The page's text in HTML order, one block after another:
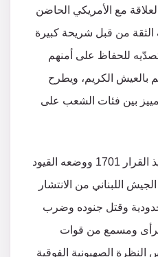
مع الأمريكي الحاضن
من قبل شريحة كبيرة
للحفاظ على أمنهم
بالعيش الكريم، ويطرح
بين فئات الشعب على
إن رفض الاحتلال تنفيذ القرار 1701 ووضعه القيود
اللبناني من الانتشار
وقتل جنوده وضرب
مرأى ومسمع من قوات
النظرة الصهيونية الفوقية